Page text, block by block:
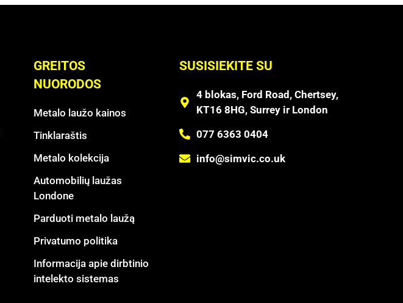
GREITOS
NUORODOS
Metalo laužo kainos
Tinklaraštis
Metalo kolekcija
Automobilių laužas
Londone
Parduoti metalo laužą
Privatumo politika
Informacija apie dirbtinio
intelekto sistemas
SUSISIEKITE SU
4 blokas, Ford Road, Chertsey,
KT16 8HG, Surrey ir London
077 6363 0404
info@simvic.co.uk